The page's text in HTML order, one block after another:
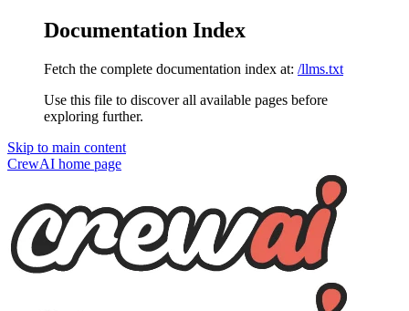
Documentation Index
Fetch the complete documentation index at: /llms.txt
Use this file to discover all available pages before
exploring further.
Skip to main content
CrewAI home page